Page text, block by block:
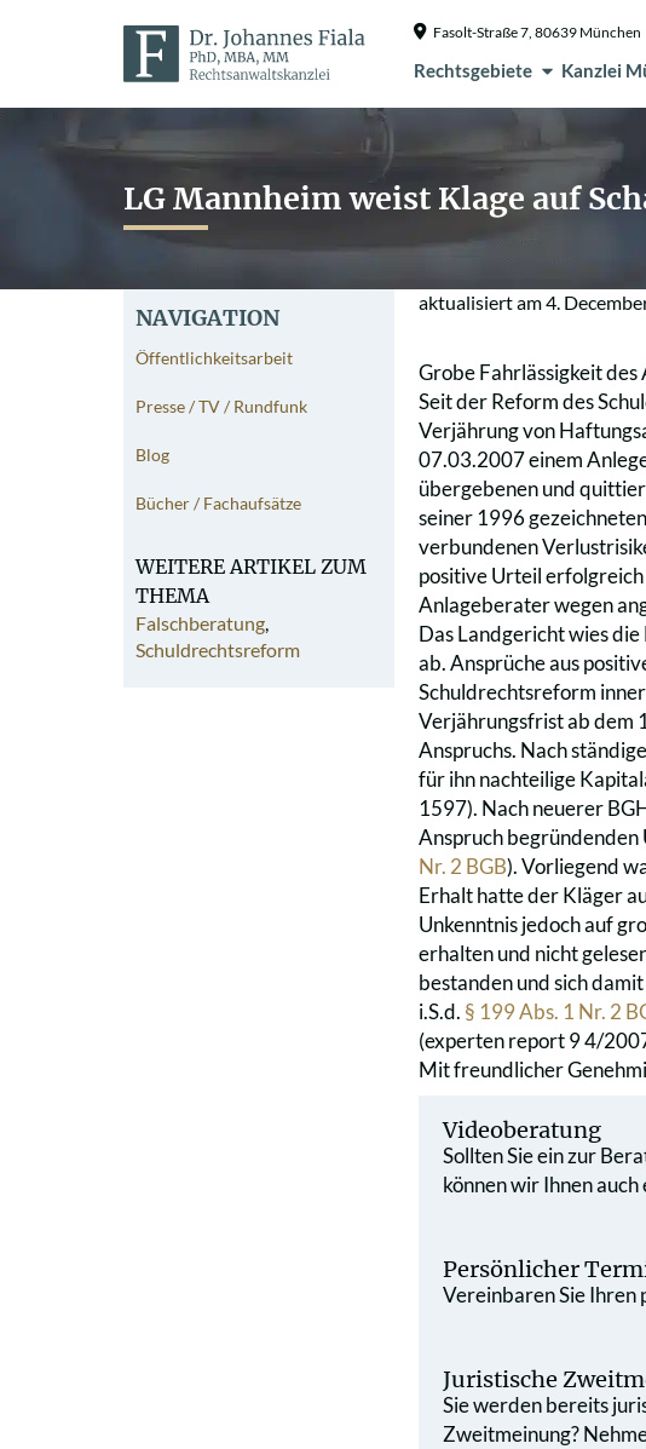
Fasolt-Straße 7, 80639 München
Rechtsgebiete Kanzlei
LG Mannheim weist Klage auf
NAVIGATION
Öffentlichkeitsarbeit
Presse / TV / Rundfunk
Blog
Bücher / Fachaufsätze
WEITERE ARTIKEL ZUM
THEMA
Falschberatung,
Schuldrechtsreform
aktualisiert am4.
Grobe Fahrlässigkeit
Seit der Reform des
Verjährung von
07.03.2007 einem
übergebenen und
seiner 1996
verbundenen
positive Urteil
Anlageberater wegen
Das Landgericht wies
ab. Ansprüche aus
Schuldrechtsreform
Verjährungsfrist ab dem
Anspruchs. Nach
für ihn nachteilige
1597). Nach neuerer
Anspruch begründenden
Nr. 2 BGB). Vorliegend
Erhalt hatte der Kläger
Unkenntnis jedoch auf
erhalten und nicht
bestanden und sich
i.S.d. § 199 Abs. 1 Nr. 2
(experten report 9 4/
Mit freundlicher
Videoberatung
Sollten Sie ein zur
können wir Ihnen
Persönlicher
Vereinbaren Sie Ihren
Juristische
Sie werden bereits
Zweit­meinung?